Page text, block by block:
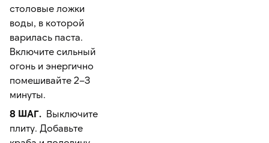
столовые ложки
воды, в которой
варилась паста.
Включите сильный
огонь и энергично
помешивайте 2–3
минуты.
8 ШАГ. Выключите
плиту. Добавьте